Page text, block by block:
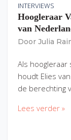
INTERVIEWS
Hoogleraar
van
Door Julia
Als hoogleraar
houdt Elies
de berechting
Lees verder »